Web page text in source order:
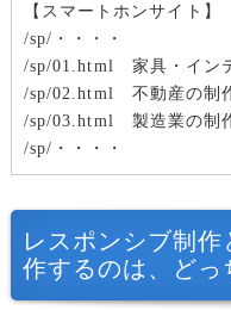
【スマートホンサイト】
/sp/・・・・
/sp/01.html 家具・イン
/sp/02.html 不動産の制
/sp/03.html 製造業の制
/sp/・・・・
レスポンシブ制
作するのは、どっ